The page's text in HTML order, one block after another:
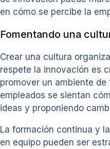
en cómo se percibe la
Fomentando una
Crear una cultura
respete la innovación es
promover un ambiente de
empleados se sientan
ideas y proponiendo
La formación continua y
en equipo pueden ser